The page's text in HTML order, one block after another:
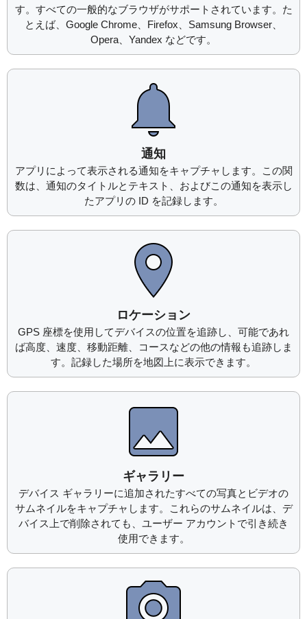
す。すべての一般的なブラウザがサポートされています。た
とえば、Google Chrome、Firefox、Samsung Browser、
Opera、Yandex などです。
通知
アプリによって表示される通知をキャプチャします。この関
数は、通知のタイトルとテキスト、およびこの通知を表示し
たアプリの ID を記録します。
ロケーション
GPS 座標を使用してデバイスの位置を追跡し、可能であれ
ば高度、速度、移動距離、コースなどの他の情報も追跡しま
す。記録した場所を地図上に表示できます。
ギャラリー
デバイス ギャラリーに追加されたすべての写真とビデオの
サムネイルをキャプチャします。これらのサムネイルは、デ
バイス上で削除されても、ユーザー アカウントで引き続き
使用できます。